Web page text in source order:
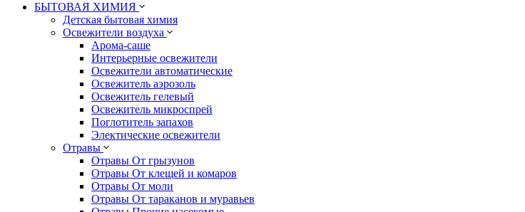
БЫТОВАЯ ХИМИЯ
Детская бытовая химия
Освежители воздуха
Арома-саше
Интерьерные освежители
Освежители автоматические
Освежитель аэрозоль
Освежитель гелевый
Освежитель микроспрей
Поглотитель запахов
Электические освежители
Отравы
Отравы От грызунов
Отравы От клещей и комаров
Отравы От моли
Отравы От тараканов и муравьев